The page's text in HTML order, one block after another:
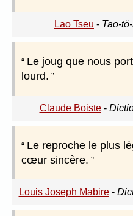
Lao Tseu - Tao-
Le joug que nous
lourd.
Claude Boiste-
Le reproche le plus
cœur sincère.
Louis Joseph Mabire-